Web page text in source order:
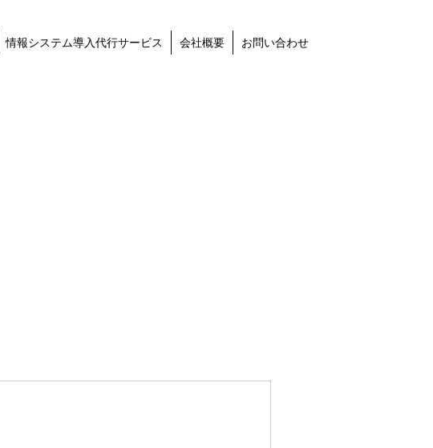
情報システム導入代行サービス 会社概要 お問い合わせ